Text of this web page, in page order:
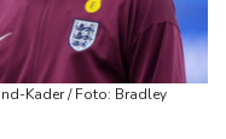
Angriffe - Vucic für
übernimmt
Kader / Foto: Bradley